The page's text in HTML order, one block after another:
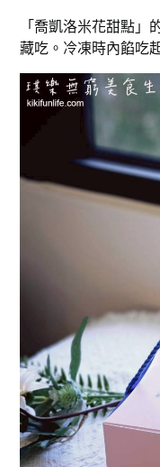
「喬凱洛米花甜點
藏吃。冷凍時內餡吃